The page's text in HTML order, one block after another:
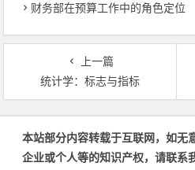
财务部在预算工作中的角色定位
上一篇
统计学：标志与指标
文章导航
本站部分内容转载于互联网，如无
企业或个人等的知识产权，请联系